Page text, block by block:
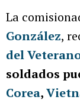
La
González,
del
soldados
Corea,